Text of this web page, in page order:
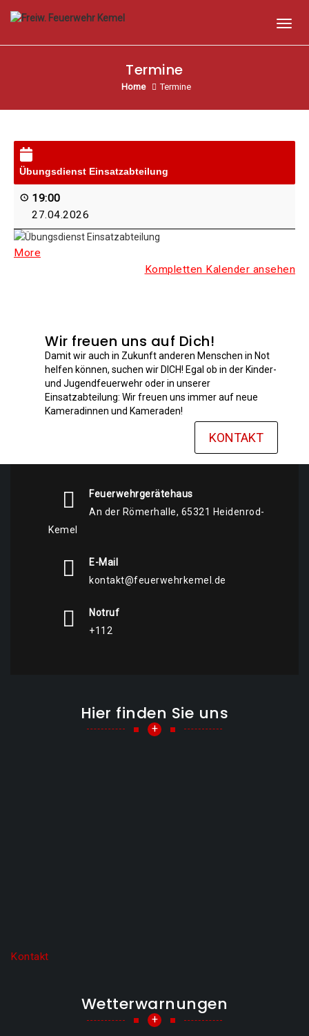
Termine
Home Termine
Übungs­dienst Einsatzabteilung
19:00
27.04.2026
More
Kom­plet­ten Kalen­der ansehen
Wir freuen uns auf Dich!
Damit wir auch in Zukunft anderen Menschen in Not
helfen können, suchen wir DICH! Egal ob in der Kinder-
und Jugendfeuerwehr oder in unserer
Einsatzabteilung: Wir freuen uns immer auf neue
Kameradinnen und Kameraden!
KONTAKT
Feuerwehrgerätehaus
An der Römerhalle, 65321 Heidenrod-
Kemel
E-Mail
kontakt@feuerwehrkemel.de
Notruf
+112
Hier finden Sie uns
+
Kontakt
Wetterwarnungen
+